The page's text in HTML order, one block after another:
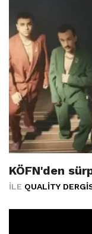
KÖFN'den
İLE QUALITY